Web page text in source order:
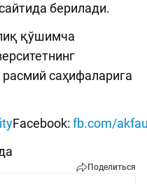
берилади.
қўшимча
саҳифаларига
Facebook: fb.com/
Поделиться